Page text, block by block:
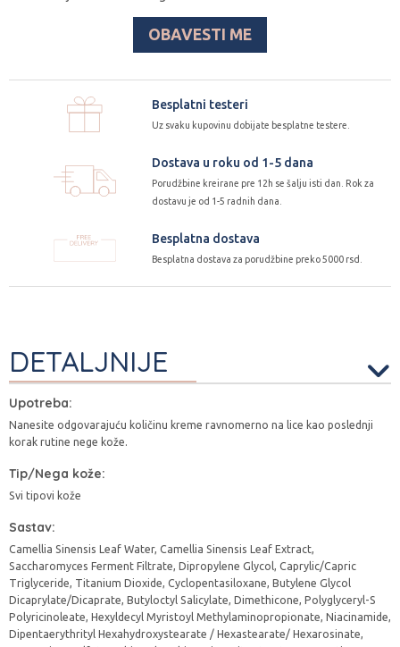
OBAVESTI ME
Besplatni testeri
Uz svaku kupovinu dobijate besplatne testere.
Dostava u roku od 1-5 dana
Porudžbine kreirane pre 12h se šalju isti dan. Rok za
dostavu je od 1-5 radnih dana.
Besplatna dostava
Besplatna dostava za porudžbine preko 5000 rsd.
DETALJNIJE
Upotreba:
Nanesite odgovarajuću količinu kreme ravnomerno na lice kao poslednji
korak rutine nege kože.
Tip/Nega kože:
Svi tipovi kože
Sastav:
Camellia Sinensis Leaf Water, Camellia Sinensis Leaf Extract,
Saccharomyces Ferment Filtrate, Dipropylene Glycol, Caprylic/Capric
Triglyceride, Titanium Dioxide, Cyclopentasiloxane, Butylene Glycol
Dicaprylate/Dicaprate, Butyloctyl Salicylate, Dimethicone, Polyglyceryl-S
Polyricinoleate, Hexyldecyl Myristoyl Methylaminopropionate, Niacinamide,
Dipentaerythrityl Hexahydroxystearate / Hexastearate/ Hexarosinate,